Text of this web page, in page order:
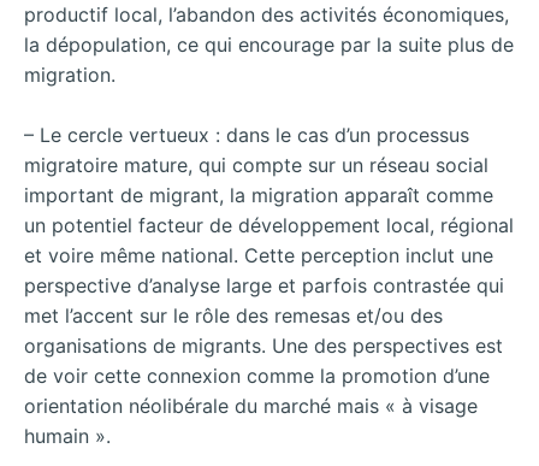
productif local, l’abandon des activités économiques,
la dépopulation, ce qui encourage par la suite plus de
migration.
– Le cercle vertueux : dans le cas d’un processus
migratoire mature, qui compte sur un réseau social
important de migrant, la migration apparaît comme
un potentiel facteur de développement local, régional
et voire même national. Cette perception inclut une
perspective d’analyse large et parfois contrastée qui
met l’accent sur le rôle des remesas et/ou des
organisations de migrants. Une des perspectives est
de voir cette connexion comme la promotion d’une
orientation néolibérale du marché mais « à visage
humain ».